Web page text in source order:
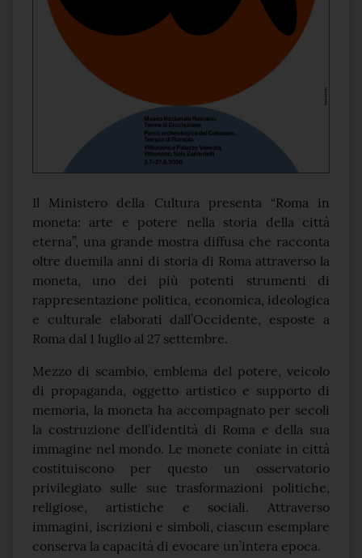
Il Ministero della Cultura presenta “Roma in
moneta: arte e potere nella storia della città
eterna”, una grande mostra diffusa che racconta
oltre duemila anni di storia di Roma attraverso la
moneta, uno dei più potenti strumenti di
rappresentazione politica, economica, ideologica
e culturale elaborati dall’Occidente, esposte a
Roma dal 1 luglio al 27 settembre.
Mezzo di scambio, emblema del potere, veicolo
di propaganda, oggetto artistico e supporto di
memoria, la moneta ha accompagnato per secoli
la costruzione dell’identità di Roma e della sua
immagine nel mondo. Le monete coniate in città
costituiscono per questo un osservatorio
privilegiato sulle sue trasformazioni politiche,
religiose, artistiche e sociali. Attraverso
immagini, iscrizioni e simboli, ciascun esemplare
conserva la capacità di evocare un’intera epoca.